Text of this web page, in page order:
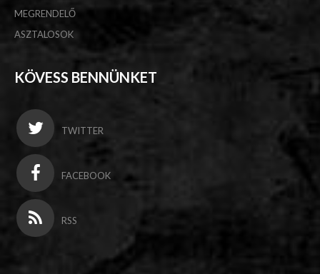
MEGRENDELŐ
ASZTALOSOK
KÖVESS BENNÜNKET
TWITTER
FACEBOOK
RSS